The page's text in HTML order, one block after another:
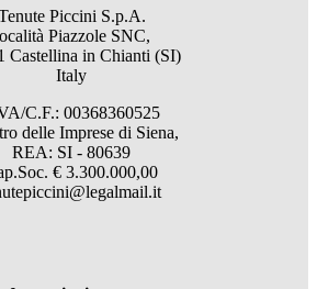
Piccini S.p.A.
Piazzole SNC,
Castellina in Chianti (SI)
Italy
C.F.: 00368360525
delle Imprese di Siena,
REA: SI - 80639
€ 3.300.000,00